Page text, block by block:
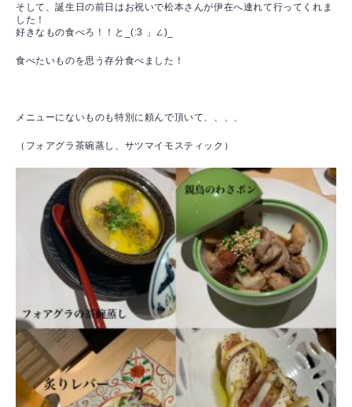
そして、誕生日の前日はお祝いで松本さんが伊在へ連れて行ってくれま
した！
好きなもの食べろ！！と_(:3 」∠)_
食べたいものを思う存分食べました！
メニューにないものも特別に頼んで頂いて、、、、
（フォアグラ茶碗蒸し、サツマイモスティック）